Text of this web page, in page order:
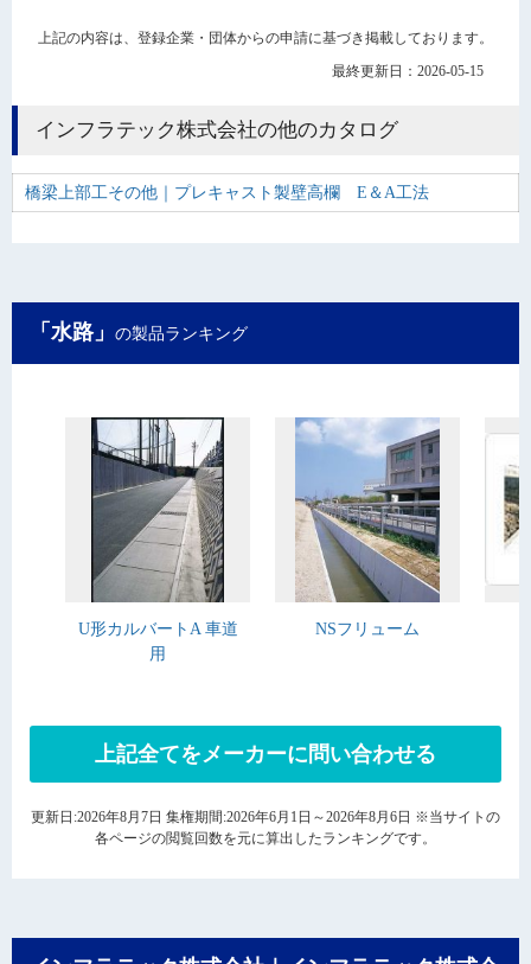
上記の内容は、登録企業・団体からの申請に基づき掲載しております。
最終更新日：2026-05-15
インフラテック株式会社の他のカタログ
橋梁上部工その他｜プレキャスト製壁高欄 E＆A工法
「水路」 の製品ランキング
U形カルバートA 車道
用
NSフリューム
上記全てをメーカーに問い合わせる
更新日:2026年8月7日 集権期間:2026年6月1日～2026年8月6日 ※当サイトの
各ページの閲覧回数を元に算出したランキングです。